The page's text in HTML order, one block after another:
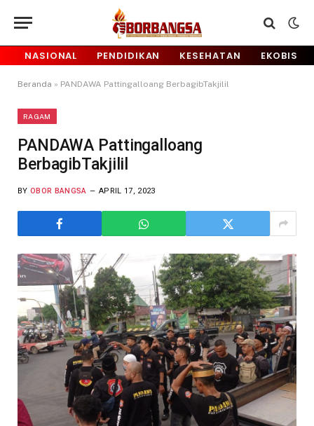
NASIONAL PENDIDIKAN KESEHATAN EKOBIS
Beranda » PANDAWA Pattingalloang BerbagibTakjilil
RAGAM
PANDAWA Pattingalloang
BerbagibTakjilil
BY OBOR BANGSA APRIL 17, 2023